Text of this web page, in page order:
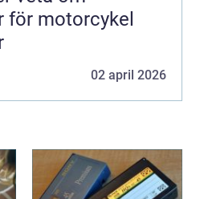
för motorcykel
02 april 2026